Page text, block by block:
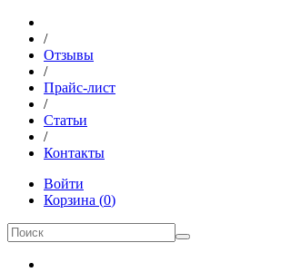
/
Отзывы
/
Прайс-лист
/
Статьи
/
Контакты
Войти
Корзина (0)